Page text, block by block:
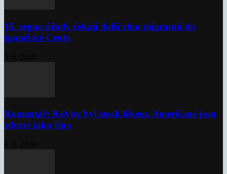
15. srpna úřady čekají další vlnu migrantů do
španělské Ceuty
Komentář: Kdyby byl steak lékem, Američané jsou
zdraví jako řípa